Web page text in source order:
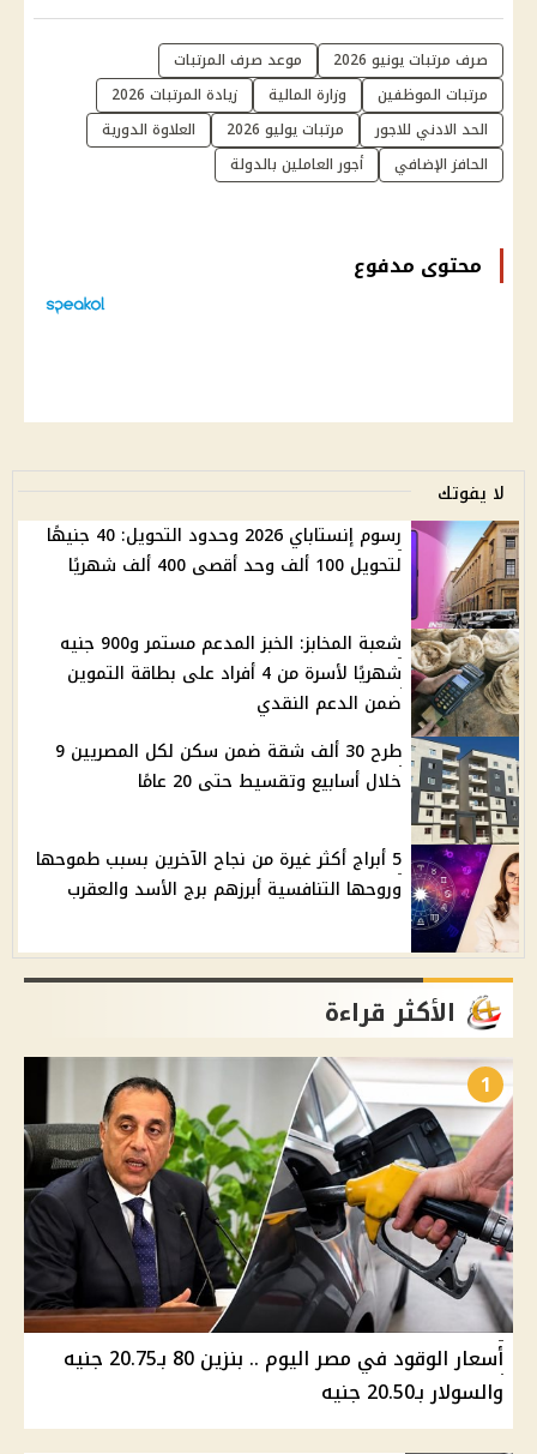
صرف مرتبات يونيو 2026
موعد صرف المرتبات
مرتبات الموظفين
وزارة المالية
زيادة المرتبات 2026
الحد الادني للاجور
مرتبات يوليو 2026
العلاوة الدورية
الحافز الإضافي
أجور العاملين بالدولة
محتوى مدفوع
لا يفوتك
رسوم إنستاباي 2026 وحدود التحويل: 40 جنيهًا
لتحويل 100 ألف وحد أقصى 400 ألف شهريًا
شعبة المخابز: الخبز المدعم مستمر و900 جنيه
شهريًا لأسرة من 4 أفراد على بطاقة التموين
ضمن الدعم النقدي
طرح 30 ألف شقة ضمن سكن لكل المصريين 9
خلال أسابيع وتقسيط حتى 20 عامًا
5 أبراج أكثر غيرة من نجاح الآخرين بسبب طموحها
وروحها التنافسية أبرزهم برج الأسد والعقرب
الأكثر قراءة
1
أسعار الوقود في مصر اليوم .. بنزين 80 بـ20.75 جنيه
والسولار بـ20.50 جنيه